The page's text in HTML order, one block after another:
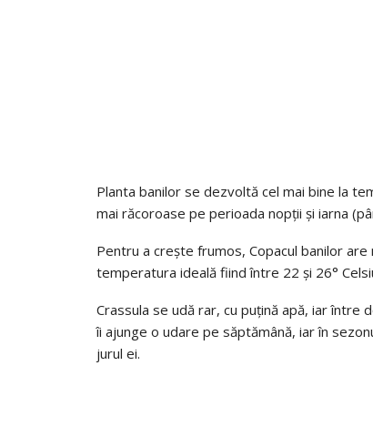
Planta banilor se dezvoltă cel mai bine la
mai răcoroase pe perioada nopții și iarna
Pentru a crește frumos, Copacul banilor
temperatura ideală fiind între 22 și 26°
Crassula se udă rar, cu puțină apă, iar între
îi ajunge o udare pe săptămână, iar în
jurul ei.